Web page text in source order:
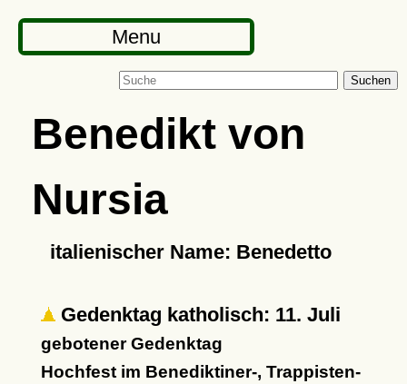
Menu
Suchen
Benedikt von
Nursia
italienischer Name: Benedetto
Gedenktag katholisch: 11. Juli
gebotener Gedenktag
Hochfest im Benediktiner-, Trappisten-